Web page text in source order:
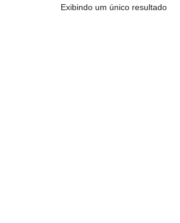
Exibindo um único resultado